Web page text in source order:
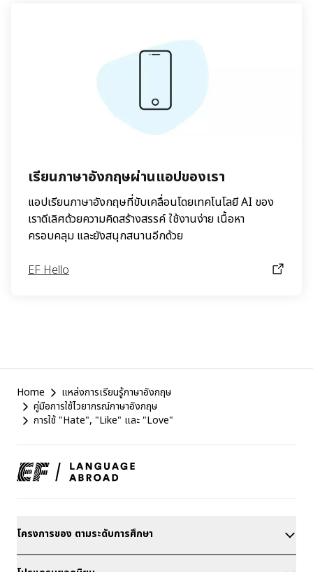
เรียนภาษาอังกฤษผ่านแอปของเรา
แอปเรียนภาษาอังกฤษที่ขับเคลื่อนโดยเทคโนโลยี AI ของ
เราดีเลิศด้วยความคิดสร้างสรรค์ ใช้งานง่าย เนื้อหา
ครอบคลุม และยังสนุกสนานอีกด้วย
EF Hello
Footer
Home
แหล่งการเรียนรู้ภาษาอังกฤษ
คู่มือการใช้ไวยากรณ์ภาษาอังกฤษ
การใช้ "Hate", "Like" และ "Love"
โครงการของ ตามระดับการศึกษา